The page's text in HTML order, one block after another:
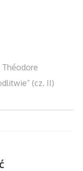
Théodore
(cz. II)